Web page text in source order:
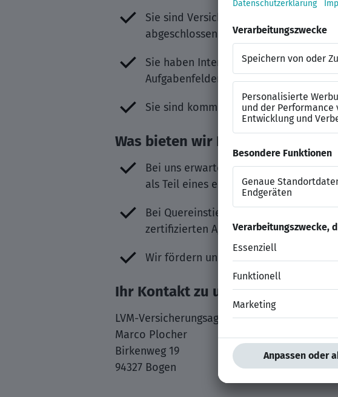
Sie sind Versicherungskaufmann/-
abgeschlossene kaufmännische
Sie haben Interesse an einer
Aufgabenfeldern.
Sie sind kommunikativ und haben
Was bieten wir Ihnen?
Bei uns erwartet Sie ein
als Teil eines erfolgreichen Teams.
Bei Quereinstieg: In der
zertifizierten Agenturassistenz oder
Wir fördern und unterstützen Ihr
Ihr Kontakt zu uns
LVM-Versicherungsagentur Marco Plocher
Marco Plocher
Birkenweg 19
94327 Bogen